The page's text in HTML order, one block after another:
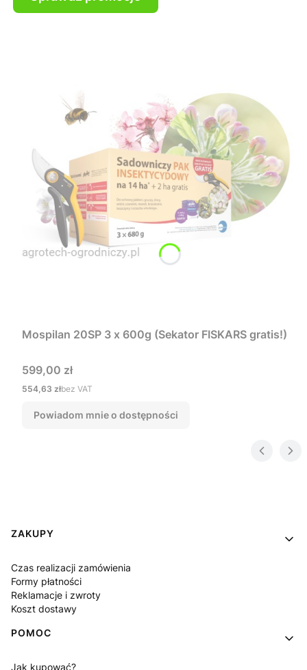
Mospilan 20SP 3 x 600g (Sekator FISKARS gratis!)
Cena
599,00 zł
Cena
554,63 złbez VAT
Powiadom mnie o dostępności
Linki w stopce
ZAKUPY
Czas realizacji zamówienia
Formy płatności
Reklamacje i zwroty
Koszt dostawy
POMOC
Jak kupować?